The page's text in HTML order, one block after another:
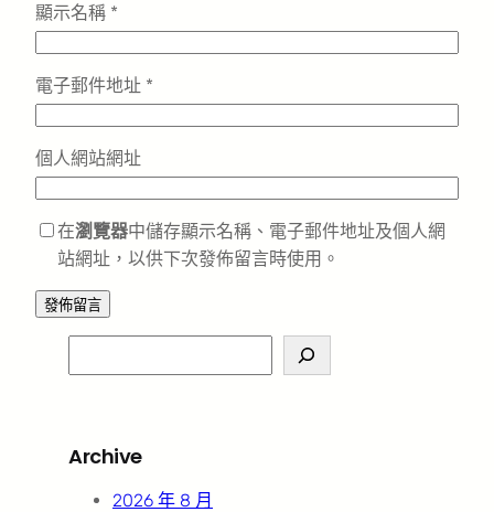
顯示名稱 *
電子郵件地址 *
個人網站網址
在瀏覽器中儲存顯示名稱、電子郵件地址及個人網
站網址，以供下次發佈留言時使用。
e
c
Archive
2026 年 8 月